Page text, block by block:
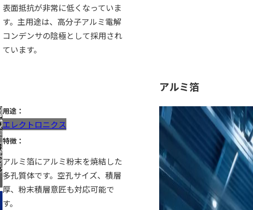
電子材料
機能材 / 意匠材
表面抵抗が非常に低くなっていま
す。主用途は、高分子アルミ電解
コンデンサの陰極として採用され
ています。
用途：
エレクトロニクス
特徴：
アルミ箔にアルミ粉末を焼結した
多孔質体です。空孔サイズ、積層
厚、粉末積層意匠も対応可能で
す。
アルミ箔